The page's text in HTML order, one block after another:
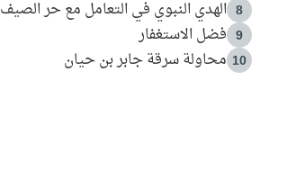
8 الهدي النبوي في التعامل مع حر الصيف
9 فضل الاستغفار
10 محاولة سرقة جابر بن حيان